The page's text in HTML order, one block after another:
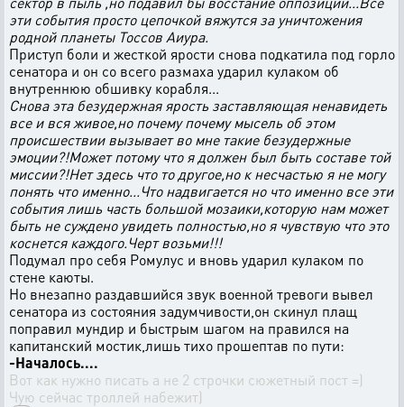
эти события просто цепочкой вяжутся за уничтожения
родной планеты Тоссов Аиура.
Приступ боли и жесткой ярости снова подкатила под горло
сенатора и он со всего размаха ударил кулаком об
внутреннюю обшивку корабля...
Снова эта безудержная ярость заставляющая ненавидеть
все и вся живое,но почему почему мысель об этом
происшествии вызывает во мне такие безудержные
эмоции?!Может потому что я должен был быть составе той
миссии?!Нет здесь что то другое,но к несчастью я не могу
понять что именно...Что надвигается но что именно все эти
события лишь часть большой мозаики,которую нам может
быть не суждено увидеть полностью,но я чувствую что это
коснется каждого.Черт возьми!!!
Подумал про себя Ромулус и вновь ударил кулаком по
стене каюты.
Но внезапно раздавшийся звук военной тревоги вывел
сенатора из состояния задумчивости,он скинул плащ
поправил мундир и быстрым шагом на правился на
капитанский мостик,лишь тихо прошептав по пути:
-Началось....
Вот как нужно писать а не 2 строчки сюжетный пост =)
Чую сейчас троллей набежит)